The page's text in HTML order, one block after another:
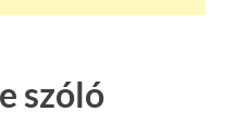
szóló